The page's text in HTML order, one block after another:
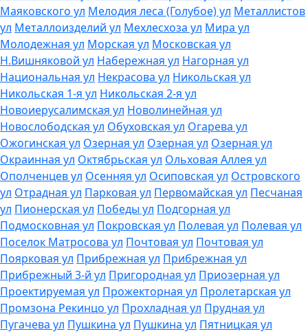
Маяковского ул Мелодия леса (Голубое) ул Металлистов
ул Металлоизделий ул Мехлесхоза ул Мира ул
Молодежная ул Морская ул Московская ул
Н.Вишняковой ул Набережная ул Нагорная ул
Национальная ул Некрасова ул Никольская ул
Никольская 1-я ул Никольская 2-я ул
Новоиерусалимская ул Новолинейная ул
Новослободская ул Обуховская ул Огарева ул
Ожогинская ул Озерная ул Озерная ул Озерная ул
Окраинная ул Октябрьская ул Ольховая Аллея ул
Ополченцев ул Осенняя ул Осиповская ул Островского
ул Отрадная ул Парковая ул Первомайская ул Песчаная
ул Пионерская ул Победы ул Подгорная ул
Подмосковная ул Покровская ул Полевая ул Полевая ул
Поселок Матросова ул Почтовая ул Почтовая ул
Поярковая ул Прибрежная ул Прибрежная ул
Прибрежный 3-й ул Пригородная ул Приозерная ул
Проектируемая ул Прожекторная ул Пролетарская ул
Промзона Рекинцо ул Прохладная ул Прудная ул
Пугачева ул Пушкина ул Пушкина ул Пятницкая ул